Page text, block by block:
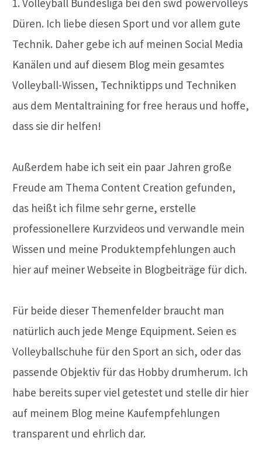
1. Volleyball Bundesliga bei den swd powervolleys
Düren. Ich liebe diesen Sport und vor allem gute
Technik. Daher gebe ich auf meinen Social Media
Kanälen und auf diesem Blog mein gesamtes
Volleyball-Wissen, Techniktipps und Techniken
aus dem Mentaltraining for free heraus und hoffe,
dass sie dir helfen!
Außerdem habe ich seit ein paar Jahren große
Freude am Thema Content Creation gefunden,
das heißt ich filme sehr gerne, erstelle
professionellere Kurzvideos und verwandle mein
Wissen und meine Produktempfehlungen auch
hier auf meiner Webseite in Blogbeiträge für dich.
Für beide dieser Themenfelder braucht man
natürlich auch jede Menge Equipment. Seien es
Volleyballschuhe für den Sport an sich, oder das
passende Objektiv für das Hobby drumherum. Ich
habe bereits super viel getestet und stelle dir hier
auf meinem Blog meine Kaufempfehlungen
transparent und ehrlich dar.